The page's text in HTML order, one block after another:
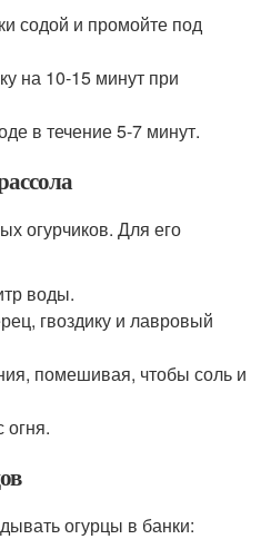
содой и промойте под
на 10-15 минут при
в течение 5-7 минут.
огурчиков. Для его
воды.
гвоздику и лавровый
помешивая, чтобы соль и
огня.
огурцы в банки: